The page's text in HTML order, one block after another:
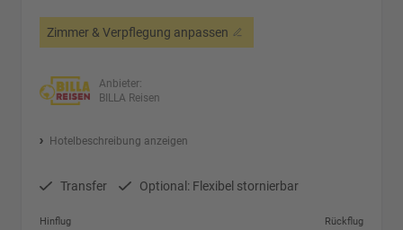
Zimmer & Verpflegung anpassen
Anbieter:
BILLA Reisen
Hotelbeschreibung anzeigen
Transfer Optional: Flexibel stornierbar
Hinflug
Rückflug